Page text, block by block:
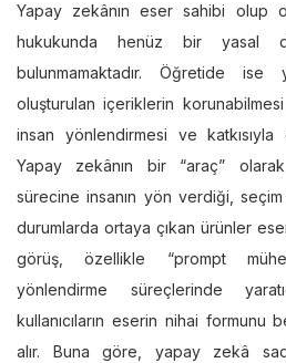
Yapay zekânın eser sahibi olup
hukukunda henüz bir yasal
bulunmamaktadır. Öğretide ise
oluşturulan içeriklerin
insan yönlendirmesi ve katkısıyla
Yapay zekânın bir “araç” olarak
sürecine insanın yön verdiği,
durumlarda ortaya çıkan ürünler
görüş, özellikle “prompt
yönlendirme süreçlerinde
kullanıcıların eserin nihai formunu
alır. Buna göre, yapay zekâ